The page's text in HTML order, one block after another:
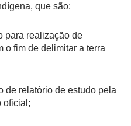
que são:
para realização de
o fim de delimitar a terra
de relatório de estudo pela
oficial;